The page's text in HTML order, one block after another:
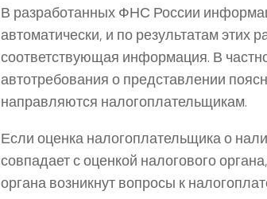
В разработанных ФНС России
автоматически, и по результатам этих
соответствующая информация. В
автотребования о представлении
направляются налогоплательщикам.
Если оценка налогоплательщика о
совпадает с оценкой налогового
органа возникнут вопросы к